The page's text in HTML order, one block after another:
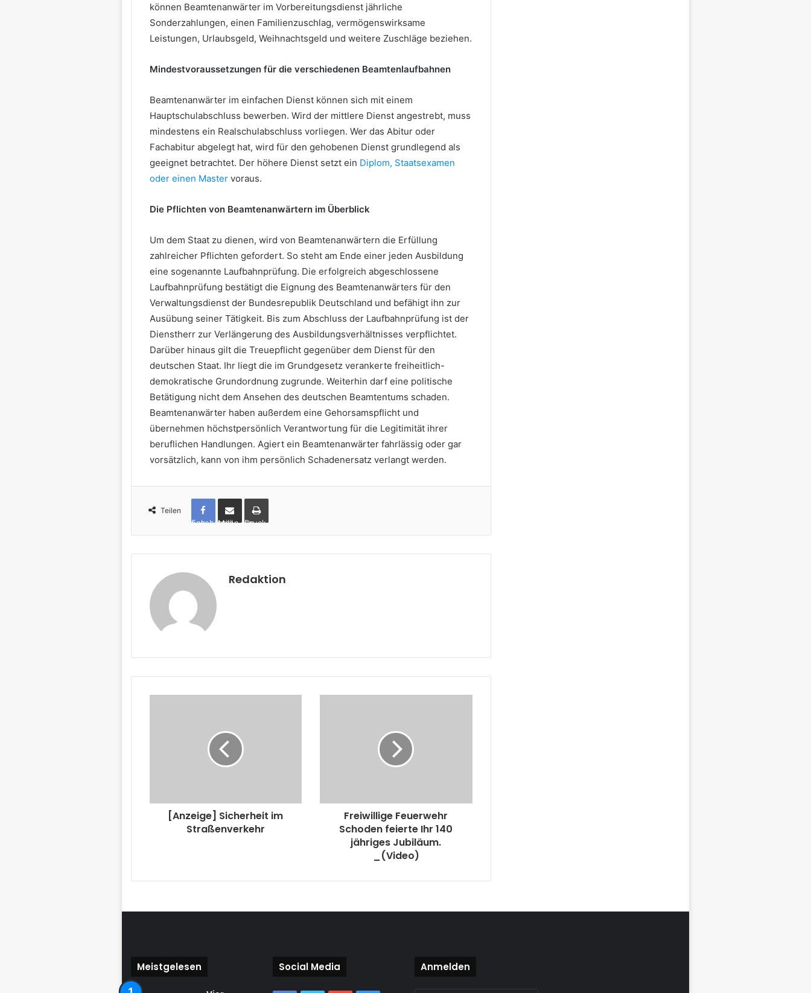
können Beamtenanwärter im Vorbereitungsdienst jährliche
Sonderzahlungen, einen Familienzuschlag, vermögenswirksame
Leistungen, Urlaubsgeld, Weihnachtsgeld und weitere Zuschläge beziehen.
Mindestvoraussetzungen für die verschiedenen Beamtenlaufbahnen
Beamtenanwärter im einfachen Dienst können sich mit einem
Hauptschulabschluss bewerben. Wird der mittlere Dienst angestrebt, muss
mindestens ein Realschulabschluss vorliegen. Wer das Abitur oder
Fachabitur abgelegt hat, wird für den gehobenen Dienst grundlegend als
geeignet betrachtet. Der höhere Dienst setzt ein Diplom, Staatsexamen
oder einen Mastervoraus.
Die Pflichten von Beamtenanwärtern im Überblick
Um dem Staat zu dienen, wird von Beamtenanwärtern die Erfüllung
zahlreicher Pflichten gefordert. So steht am Ende einer jeden Ausbildung
eine sogenannte Laufbahnprüfung. Die erfolgreich abgeschlossene
Laufbahnprüfung bestätigt die Eignung des Beamtenanwärters für den
Verwaltungsdienst der Bundesrepublik Deutschland und befähigt ihn zur
Ausübung seiner Tätigkeit. Bis zum Abschluss der Laufbahnprüfung ist der
Dienstherr zur Verlängerung des Ausbildungsverhältnisses verpflichtet.
Darüber hinaus gilt die Treuepflicht gegenüber dem Dienst für den
deutschen Staat. Ihr liegt die im Grundgesetz verankerte freiheitlich-
demokratische Grundordnung zugrunde. Weiterhin darf eine politische
Betätigung nicht dem Ansehen des deutschen Beamtentums schaden.
Beamtenanwärter haben außerdem eine Gehorsamspflicht und
übernehmen höchstpersönlich Verantwortung für die Legitimität ihrer
beruflichen Handlungen. Agiert ein Beamtenanwärter fahrlässig oder gar
vorsätzlich, kann von ihm persönlich Schadenersatz verlangt werden.
Teilen
Facebook per Mail teilen Drucken
Redaktion
[Anzeige] Sicherheit im
Straßenverkehr
Freiwillige Feuerwehr
Schoden feierte Ihr 140
jähriges Jubiläum.
_(Video)
Meistgelesen Social Media Anmelden